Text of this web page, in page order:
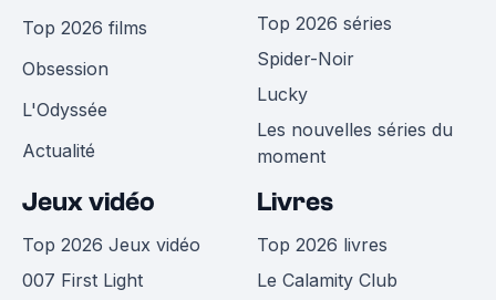
Top 2026 films
Obsession
L'Odyssée
Actualité
Top 2026 séries
Spider-Noir
Lucky
Les nouvelles séries du
moment
Jeux vidéo
Top 2026 Jeux vidéo
007 First Light
Livres
Top 2026 livres
Le Calamity Club